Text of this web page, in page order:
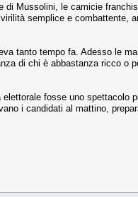
di Mussolini, le camicie
semplice e combattente,
tanto tempo fa. Adesso le
di chi è abbastanza ricco o
fosse uno spettacolo
i candidati al mattino,